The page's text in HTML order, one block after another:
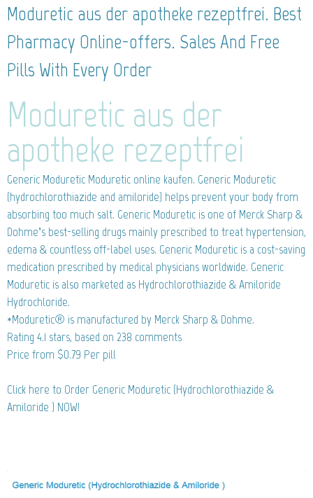
Moduretic aus der apotheke rezeptfrei. Best
Pharmacy Online-offers. Sales And Free
Pills With Every Order
Moduretic aus der
apotheke rezeptfrei
Generic Moduretic Moduretic online kaufen. Generic Moduretic
(hydrochlorothiazide and amiloride) helps prevent your body from
absorbing too much salt. Generic Moduretic is one of Merck Sharp &
Dohme’s best-selling drugs mainly prescribed to treat hypertension,
edema & countless off-label uses. Generic Moduretic is a cost-saving
medication prescribed by medical physicians worldwide. Generic
Moduretic is also marketed as Hydrochlorothiazide & Amiloride
Hydrochloride.
*Moduretic® is manufactured by Merck Sharp & Dohme.
Rating 4.1 stars, based on 238 comments
Price from $0.79 Per pill
Click here to Order Generic Moduretic (Hydrochlorothiazide &
Amiloride ) NOW!